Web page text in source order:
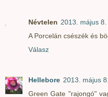
Névtelen 2013. május
A Porcelán csészék és
Válasz
Hellebore 2013. május
Green Gate "rajongó"